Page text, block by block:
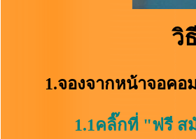
วิ
1.จองจากหน้าจอคอ
1.1คลิ๊กที่ "ฟรี ส